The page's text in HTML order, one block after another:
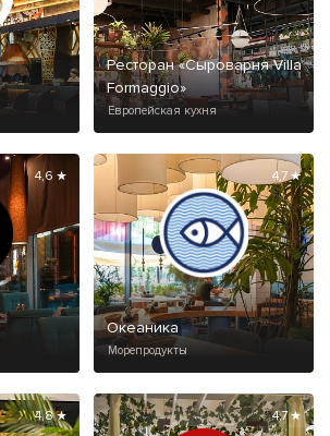
Ресторан «Сыроварня Villa
Formaggio»
Европейская кухня
4,6 ★
Океаника
Морепродукты
4,7 ★
4,8 ★ 4,7 ★